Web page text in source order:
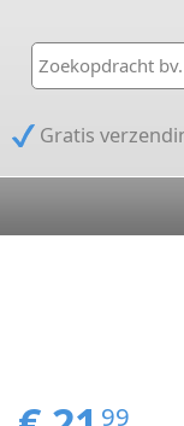
Gratis
99